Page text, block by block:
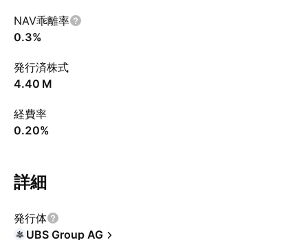
NAV乖離率
0.3%
発行済株式
‪4.40 M‬
経費率
0.20%
詳細
発行体
UBS Group AG